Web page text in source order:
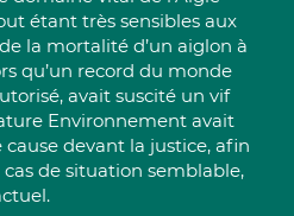
étant très sensibles aux
la mortalité d’un aiglon à
qu’un record du monde
avait suscité un vif
Environnement avait
devant la justice, afin
cas de situation semblable,